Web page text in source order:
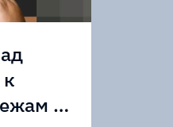
в